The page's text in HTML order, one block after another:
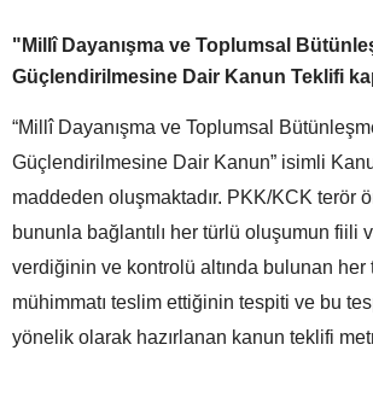
"Millî Dayanışma ve Toplumsal
Güçlendirilmesine Dair Kanun Teklifi
“Millî Dayanışma ve Toplumsal
Güçlendirilmesine Dair Kanun” isimli
maddeden oluşmaktadır. PKK/KCK terör
bununla bağlantılı her türlü oluşumun fiili
verdiğinin ve kontrolü altında bulunan her
mühimmatı teslim ettiğinin tespiti ve bu
yönelik olarak hazırlanan kanun teklifi